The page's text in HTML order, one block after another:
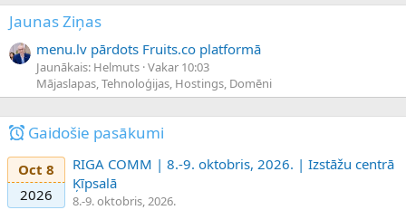
Jaunas Ziņas
menu.lv pārdots Fruits.co platformā
Jaunākais: Helmuts Vakar 10:03
Mājaslapas, Tehnoloģijas, Hostings, Domēni
Gaidošie pasākumi
Oct 8
2026
RIGA COMM | 8.-9. oktobris, 2026. | Izstāžu centrā
Ķīpsalā
8.-9. oktobris, 2026.